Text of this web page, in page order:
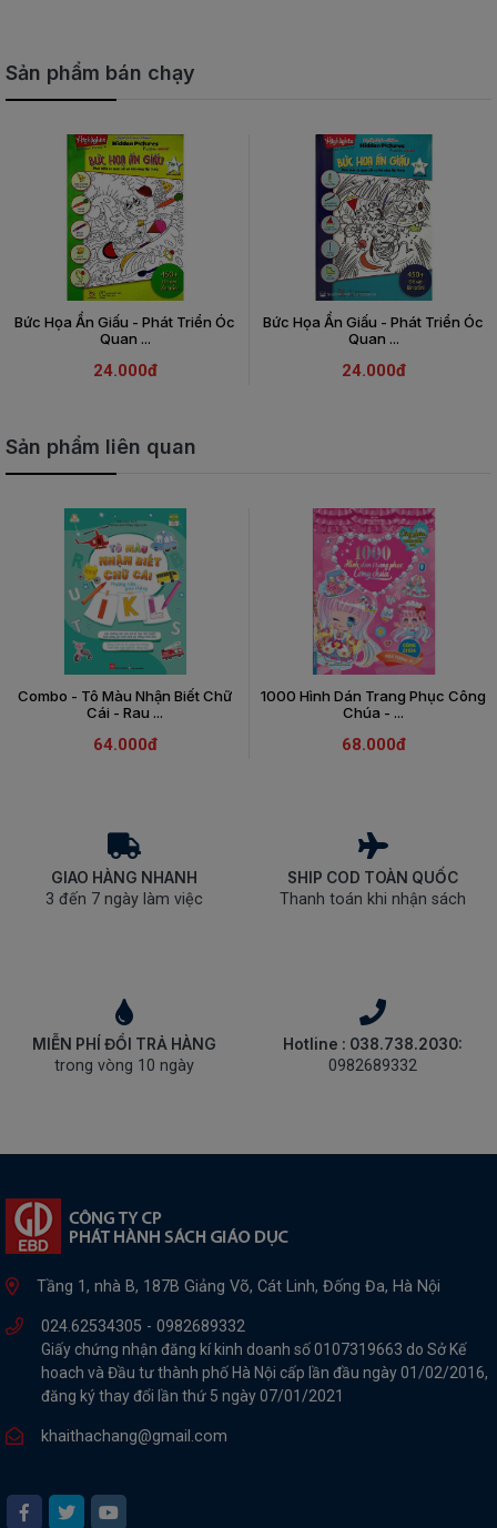
Sản phẩm bán chạy
Bức Họa Ẩn Giấu - Phát Triển Óc
Quan ...
24.000đ
Bức Họa Ẩn Giấu - Phát Triển Óc
Quan ...
24.000đ
Sản phẩm liên quan
Combo - Tô Màu Nhận Biết Chữ
Cái - Rau ...
64.000đ
1000 Hình Dán Trang Phục Công
Chúa - ...
68.000đ
GIAO HÀNG NHANH
3 đến 7 ngày làm việc
SHIP COD TOÀN QUỐC
Thanh toán khi nhận sách
MIỄN PHÍ ĐỔI TRẢ HÀNG
trong vòng 10 ngày
Hotline : 038.738.2030:
0982689332
Tầng 1, nhà B, 187B Giảng Võ, Cát Linh, Đống Đa, Hà Nội
024.62534305 - 0982689332
Giấy chứng nhận đăng kí kinh doanh số 0107319663 do Sở Kế
hoach và Đầu tư thành phố Hà Nội cấp lần đầu ngày 01/02/2016,
đăng ký thay đổi lần thứ 5 ngày 07/01/2021
khaithachang@gmail.com